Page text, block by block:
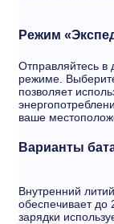
Режим
Отправляйтесь в
режиме.
позволяет
ваше
Варианты
Внутренний
обеспечивает до
зарядки